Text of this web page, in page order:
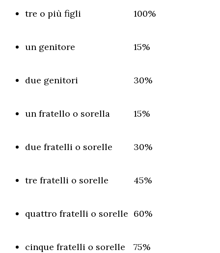
tre o più figli 100%
un genitore 15%
due genitori 30%
un fratello o sorella 15%
due fratelli o sorelle 30%
tre fratelli o sorelle 45%
quattro fratelli o sorelle 60%
cinque fratelli o sorelle 75%